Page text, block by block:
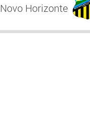
Novo Horizonte